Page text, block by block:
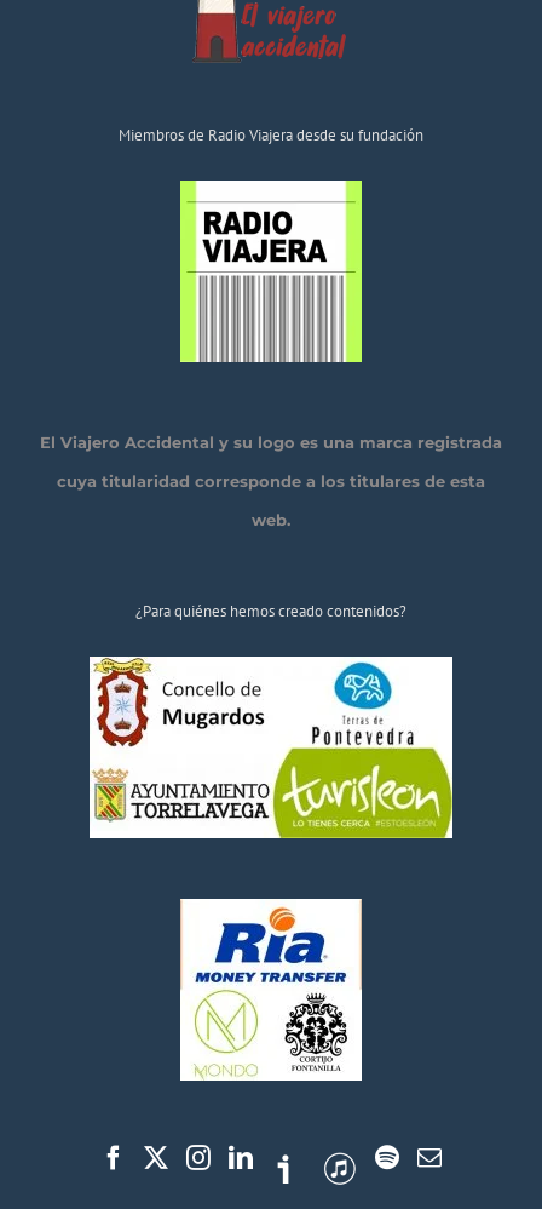
Miembros de Radio Viajera desde su fundación
El Viajero Accidental y su logo es una marca registrada
cuya titularidad corresponde a los titulares de esta
web.
¿Para quiénes hemos creado contenidos?